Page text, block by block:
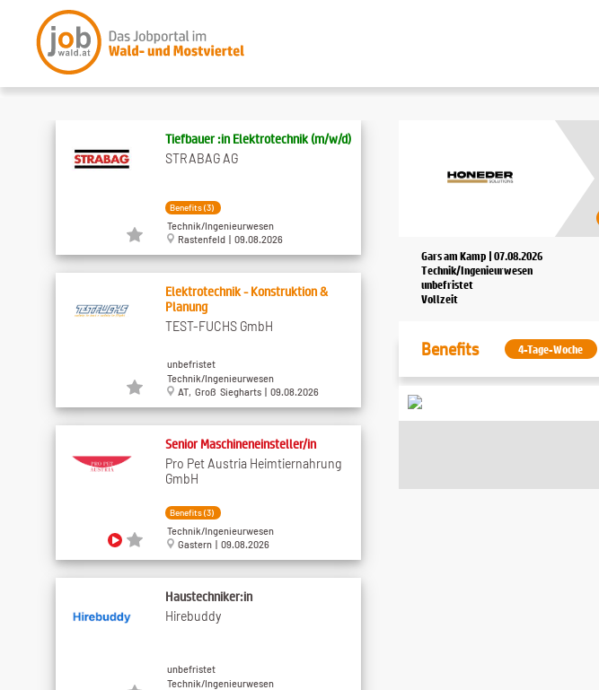
Gars am Kamp | 07.08.2026
Technik/Ingenieurwesen
unbefristet
Vollzeit
Benefits 4-Tage-Woche
Tiefbauer :in Elektrotechnik (m/w/d)
STRABAG AG
Benefits (3)
Technik/Ingenieurwesen
Rastenfeld | 09.08.2026
Elektrotechnik - Konstruktion &
Planung
TEST-FUCHS GmbH
unbefristet
Technik/Ingenieurwesen
AT, Groß Siegharts | 09.08.2026
Senior Maschineneinsteller/in
Pro Pet Austria Heimtiernahrung
GmbH
Benefits (3)
Technik/Ingenieurwesen
Gastern | 09.08.2026
Haustechniker:in
Hirebuddy
unbefristet
Technik/Ingenieurwesen